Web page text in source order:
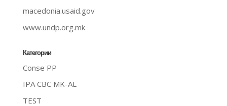
macedonia.usaid.gov
www.undp.org.mk
Категории
Conse PP
IPA CBC MK-AL
TEST